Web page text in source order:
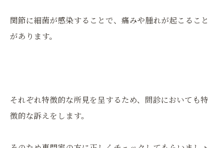
関節に細菌が感染することで、痛みや腫れが起こること
があります。
それぞれ特徴的な所見を呈するため、問診においても特
徴的な訴えをします。